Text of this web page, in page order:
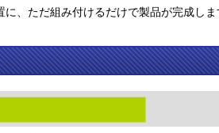
、ただ組み付けるだけで製品が完成しま